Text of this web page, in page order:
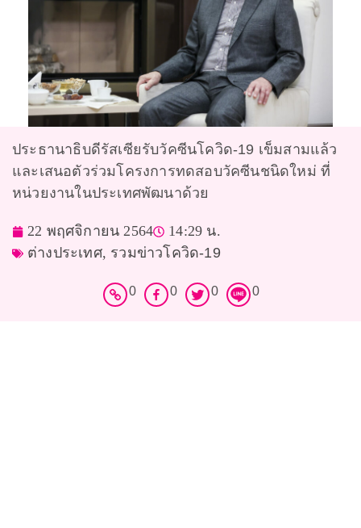
ประธานาธิบดีรัสเซียรับวัคซีนโควิด-19 เข็มสามแล้ว
และเสนอตัวร่วมโครงการทดสอบวัคซีนชนิดใหม่ ที่
หน่วยงานในประเทศพัฒนาด้วย
22 พฤศจิกายน 2564
14:29 น.
ต่างประเทศ, รวมข่าวโควิด-19
0 0 0 0